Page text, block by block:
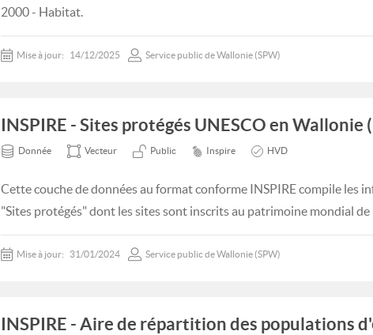
2000 - Habitat.
Mise à jour: 14/12/2025 Service public de Wallonie (SPW)
INSPIRE - Sites protégés UNESCO en Wallonie
Donnée Vecteur Public Inspire HVD
Cette couche de données au format conforme INSPIRE compile les
"Sites protégés" dont les sites sont inscrits au patrimoine mondial de
Mise à jour: 31/01/2024 Service public de Wallonie (SPW)
INSPIRE - Aire de répartition des populations